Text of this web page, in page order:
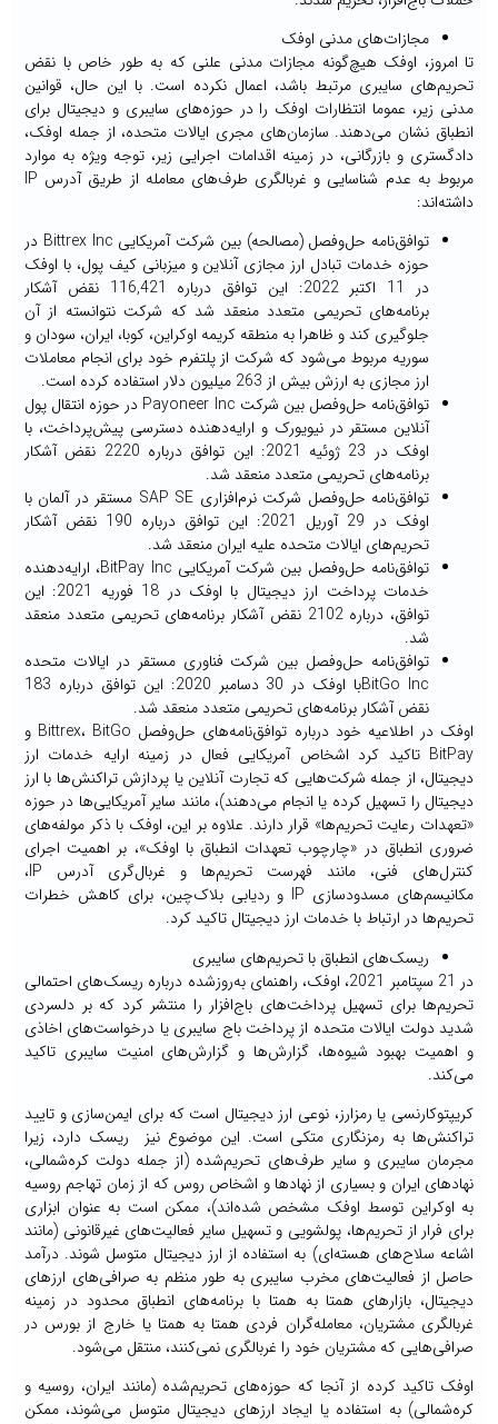
مجازات‌های مدنی اوفک
تا امروز، اوفک هیچ‌گونه مجازات مدنی علنی که به طور خاص با نقض
تحریم‌های سایبری مرتبط باشد، اعمال نکرده است. با این حال، قوانین
مدنی زیر، عموما انتظارات اوفک را در حوزه‌های سایبری و دیجیتال برای
انطباق نشان می‌دهند. سازمان‌های مجری ایالات متحده، از جمله اوفک،
دادگستری و بازرگانی، در زمینه اقدامات اجرایی زیر، توجه ویژه‌ به موارد
مربوط به عدم شناسایی و غربالگری طرف‌های معامله از طریق آدرس IP
داشته‌اند:
توافق‌نامه حل‌وفصل (مصالحه) بین شرکت آمریکایی Bittrex Inc در
حوزه خدمات تبادل ارز مجازی آنلاین و میزبانی کیف پول، با اوفک
در 11 اکتبر 2022: این توافق درباره 116,421 نقض آشکار
برنامه‌های تحریمی متعدد منعقد شد که شرکت نتوانسته از آن
جلوگیری کند و ظاهرا به منطقه کریمه اوکراین، کوبا، ایران، سودان و
سوریه مربوط می‌شود که شرکت از پلتفرم خود برای انجام معاملات
ارز مجازی به ارزش بیش از 263 میلیون دلار استفاده کرده است.
توافق‌نامه حل‌وفصل بین شرکت Payoneer Inc در حوزه انتقال پول
آنلاین مستقر در نیویورک و ارایه‌دهنده دسترسی پیش‌پرداخت، با
اوفک در 23 ژوئیه 2021: این توافق درباره 2220 نقض آشکار
برنامه‌های تحریمی متعدد منعقد شد.
توافق‌نامه حل‌وفصل شرکت نرم‌افزاری SAP SE مستقر در آلمان با
اوفک در 29 آوریل 2021: این توافق درباره 190 نقض آشکار
تحریم‌های ایالات متحده علیه ایران منعقد شد.
توافق‌نامه حل‌وفصل بین شرکت آمریکایی BitPay Inc، ارایه‌دهنده
خدمات پرداخت ارز دیجیتال با اوفک در 18 فوریه 2021: این
توافق، درباره 2102 نقض آشکار برنامه‌های تحریمی متعدد منعقد
شد.
توافق‌نامه حل‌وفصل بین شرکت فناوری مستقر در ایالات متحده
BitGo Incبا اوفک در 30 دسامبر 2020: این توافق درباره 183
نقض آشکار برنامه‌های تحریمی متعدد منعقد شد.
اوفک در اطلاعیه‌ خود درباره توافق‌نامه‌های حل‌وفصل Bittrex، BitGo و
BitPay تاکید کرد اشخاص آمریکایی فعال در زمینه ارایه خدمات ارز
دیجیتال، از جمله شرکت‌هایی که تجارت آنلاین یا پردازش تراکنش‌ها با ارز
دیجیتال را تسهیل کرده یا انجام می‌‌دهند)، مانند سایر آمریکایی‌ها در حوزه
«تعهدات رعایت تحریم‌ها» قرار دارند. علاوه بر این، اوفک با ذکر مولفه‌های
ضروری انطباق در «چارچوب تعهدات انطباق با اوفک»، بر اهمیت اجرای
کنترل‌های فنی، مانند فهرست تحریم‌ها و غربال‌گری آدرس IP،
مکانیسم‌های مسدودسازی IP و ردیابی بلاک‌چین، برای کاهش خطرات
تحریم‌ها در ارتباط با خدمات ارز دیجیتال تاکید کرد.
ریسک‌های انطباق با تحریم‌های سایبری
در 21 سپتامبر 2021، اوفک، راهنمای به‌روزشده درباره ریسک‌های احتمالی
تحریم‌ها برای تسهیل پرداخت‌های باج‌افزار را منتشر کرد که بر دلسردی
شدید دولت ایالات متحده از پرداخت باج سایبری یا درخواست‌های اخاذی
و اهمیت بهبود شیوه‌ها، گزارش‌ها و گزارش‌های امنیت سایبری تاکید
می‌کند.
کریپتوکارنسی یا رمزارز، نوعی ارز دیجیتال است که برای ایمن‌سازی و تایید
تراکنش‌ها به رمزنگاری متکی است. این موضوع نیز ریسک دارد، زیرا
مجرمان سایبری و سایر طرف‌های تحریم‌شده (از جمله دولت کره‌شمالی،
نهادهای ایران و بسیاری از نهادها و اشخاص روس که از زمان تهاجم روسیه
به اوکراین توسط اوفک مشخص شده‌اند)، ممکن است به عنوان ابزاری
برای فرار از تحریم‌ها، پولشویی و تسهیل سایر فعالیت‌های غیرقانونی (مانند
اشاعه سلاح‌های هسته‌ای) به استفاده از ارز دیجیتال متوسل شوند. درآمد
حاصل از فعالیت‌های مخرب سایبری به طور منظم به صرافی‌های ارزهای
دیجیتال، بازارهای همتا به همتا با برنامه‌های انطباق محدود در زمینه
غربالگری مشتریان، معامله‌گران فردی همتا به همتا یا خارج از بورس در
صرافی‌هایی که مشتریان خود را غربالگری نمی‌کنند، منتقل می‌شود.
اوفک تاکید کرده از آنجا که حوزه‌های تحریم‌شده (مانند ایران، روسیه و
کره‌شمالی) به استفاده یا ایجاد ارزهای دیجیتال متوسل می‌شوند، ممکن